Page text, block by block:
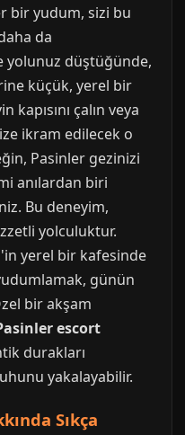
bir yudum, sizi bu
da
yolunuz düştüğünde,
küçük, yerel bir
çalın veya
ikram edilecek o
Pasinler gezinizi
anılardan biri
Bu deneyim,
yolculuktur.
yerel bir kafesinde
günün
bir akşam
escort
durakları
yakalayabilir.
Sıkça